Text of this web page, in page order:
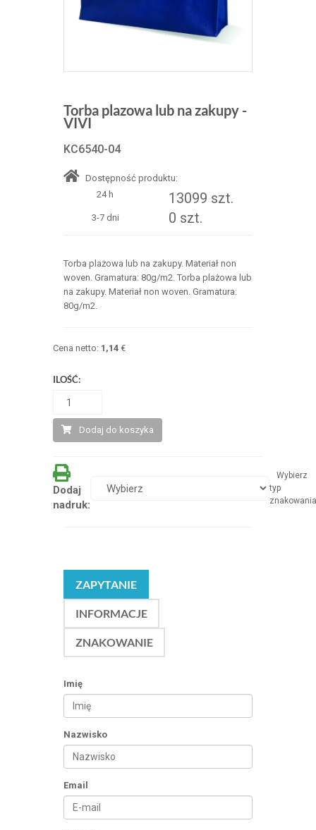
Torba plazowa lub na zakupy -
VIVI
KC6540-04
Dostępność produktu:
24 h
13099 szt.
3-7 dni 0 szt.
Torba plażowa lub na zakupy. Materiał non
woven. Gramatura: 80g/m2. Torba plażowa lub
na zakupy. Materiał non woven. Gramatura:
80g/m2.
Cena netto: 1,14€
ILOŚĆ:
Dodaj do koszyka
Dodaj
nadruk:
Wybierz
typ
znakowania
ZAPYTANIE
INFORMACJE
ZNAKOWANIE
Imię
Nazwisko
Email